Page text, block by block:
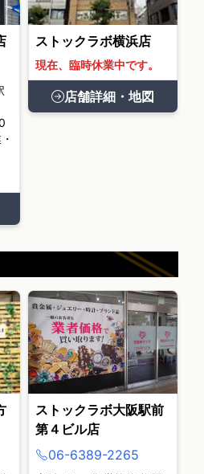
ストックラボ横浜店
現在、臨時休業中です。
店舗詳細・地図
ストックラボ大阪駅前
第４ビル店
06-6389-2265